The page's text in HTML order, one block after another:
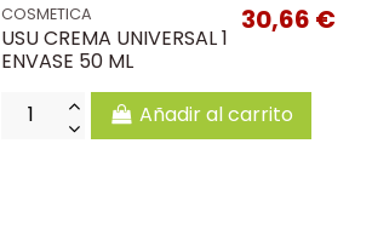
COSMETICA
USU CREMA UNIVERSAL 1
ENVASE 50 ML
30,66 €
Añadir al carrito